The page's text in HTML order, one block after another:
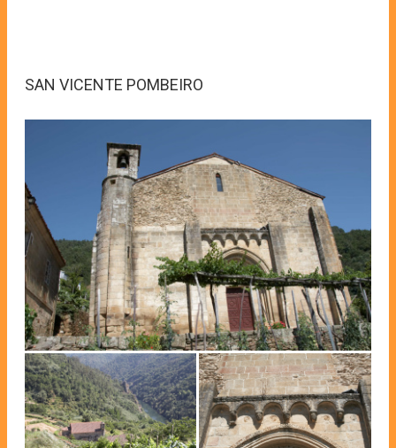
SAN VICENTE POMBEIRO